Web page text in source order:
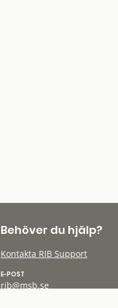
Behöver du hjälp?
Kontakta RIB Support
E-POST
rib@msb.se